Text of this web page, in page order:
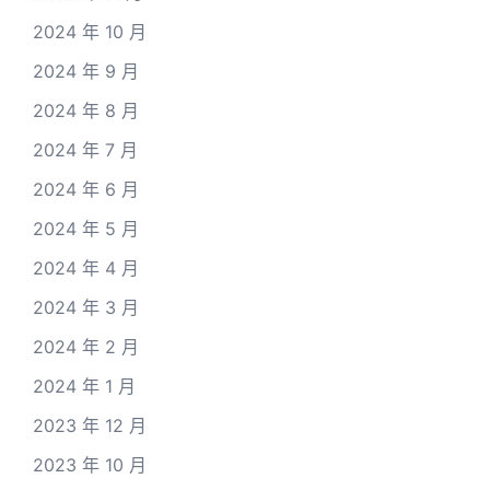
2024 年 10 月
2024 年 9 月
2024 年 8 月
2024 年 7 月
2024 年 6 月
2024 年 5 月
2024 年 4 月
2024 年 3 月
2024 年 2 月
2024 年 1 月
2023 年 12 月
2023 年 10 月